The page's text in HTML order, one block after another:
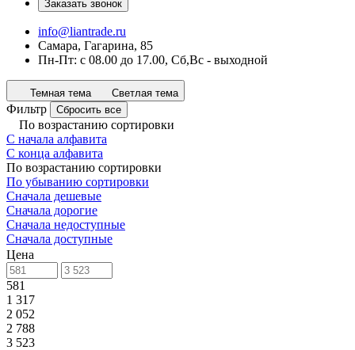
Заказать звонок
info@liantrade.ru
Самара, Гагарина, 85
Пн-Пт: c 08.00 до 17.00, Cб,Вс - выходной
Темная тема Светлая тема
Фильтр Сбросить все
По возрастанию сортировки
С начала алфавита
С конца алфавита
По возрастанию сортировки
По убыванию сортировки
Сначала дешевые
Сначала дорогие
Сначала недоступные
Сначала доступные
Цена
581
1 317
2 052
2 788
3 523